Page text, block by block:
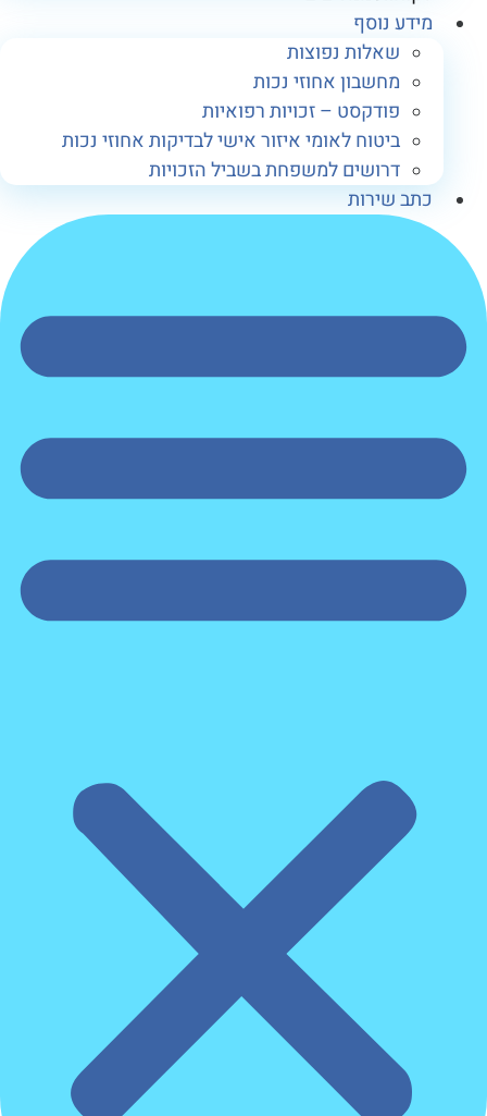
מידע נוסף
שאלות נפוצות
מחשבון אחוזי נכות
פודקסט – זכויות רפואיות
ביטוח לאומי איזור אישי לבדיקות אחוזי נכות
דרושים למשפחת בשביל הזכויות
כתב שירות